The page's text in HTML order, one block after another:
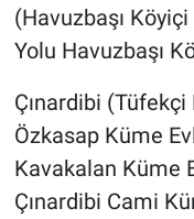
(Havuzbaşı Köyiçi
Yolu Havuzbaşı
Çınardibi
Özkasap Küme
Kavakalan Küme
Çınardibi Cami